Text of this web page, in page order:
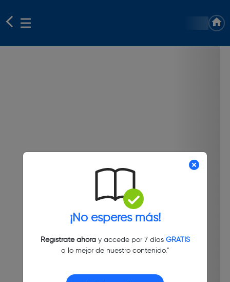
¡No esperes más!
Regístrate ahoray accede por 7 días GRATIS
a lo mejor de nuestro contenido."